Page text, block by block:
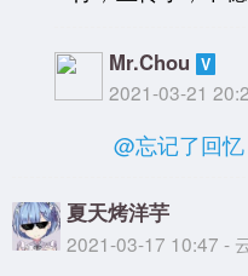
Mr.Chou
2021-03-21
@忘记了回忆
夏天烤洋芋
2021-03-17 10:47 -